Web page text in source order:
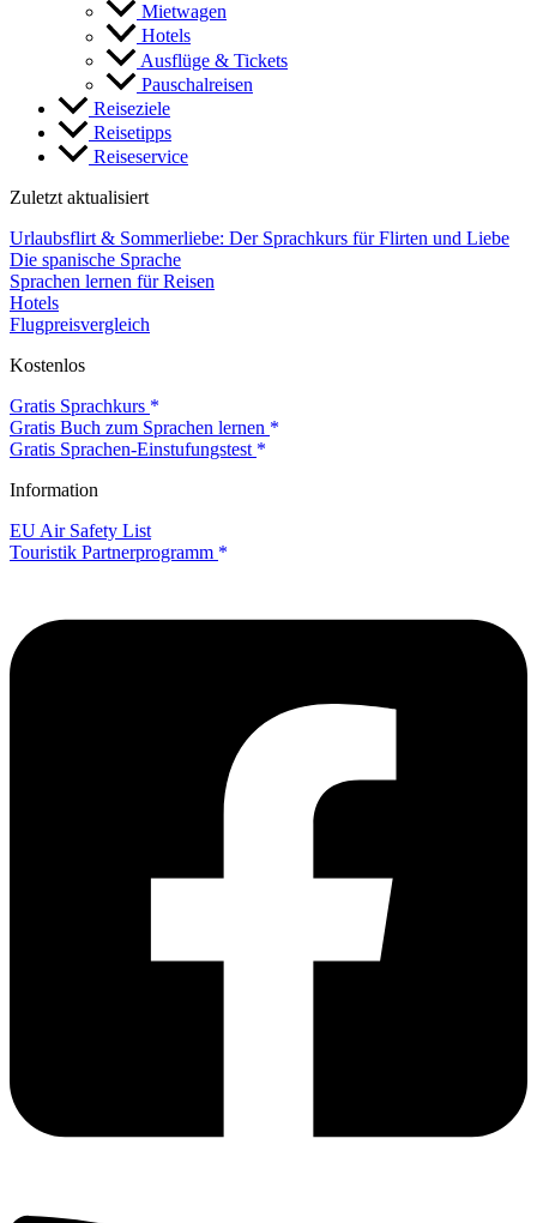
Mietwagen
Hotels
Ausflüge & Tickets
Pauschalreisen
Reiseziele
Reisetipps
Reiseservice
Zuletzt aktualisiert
Urlaubsflirt & Sommerliebe: Der Sprachkurs für Flirten und Liebe
Die spanische Sprache
Sprachen lernen für Reisen
Hotels
Flugpreisvergleich
Kostenlos
Gratis Sprachkurs
Gratis Buch zum Sprachen lernen
Gratis Sprachen-Einstufungstest
Information
EU Air Safety List
Touristik Partnerprogramm